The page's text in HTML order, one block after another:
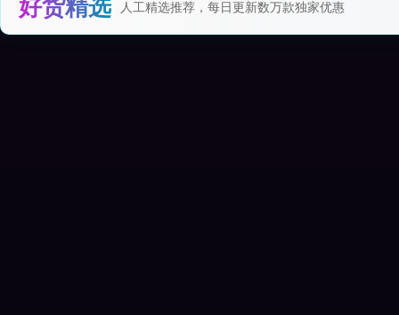
好货精选 人工精选推荐，每日更新数万款独家优惠